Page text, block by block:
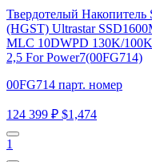
Твердотелый Накопитель
(HGST) Ultrastar
MLC 10DWPD 130K/
2,5 For Power7(00FG714)
00FG714 парт. номер
124 399 ₽ $1,474
1